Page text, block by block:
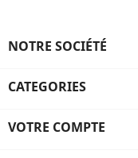
NOTRE SOCIÉTÉ
CATEGORIES
VOTRE COMPTE